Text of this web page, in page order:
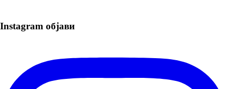
Instagram објави